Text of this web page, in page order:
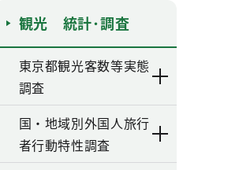
観光 統計･調査
東京都観光客数等実態
調査
国・地域別外国人旅行
者行動特性調査